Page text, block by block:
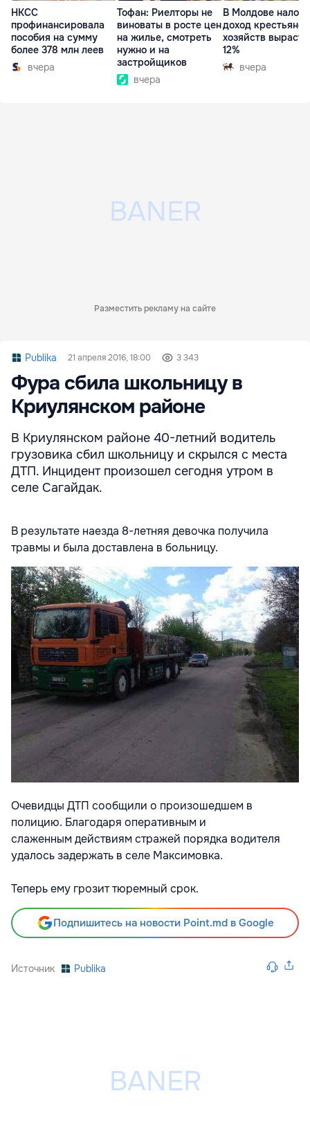
НКСС
профинансировала
пособия на сумму
более 378 млн леев
вчера
Тофан: Риелторы не
виноваты в росте цен
на жилье, смотреть
нужно и на
застройщиков
вчера
В Молдове налог
доход
хозяйств
12%
вчера
Разместить рекламу на сайте
Publika 21 апреля 2016, 18:00 3 343
Фура сбила школьницу в
Криулянском районе
В Криулянском районе 40-летний водитель
грузовика сбил школьницу и скрылся с места
ДТП. Инцидент произошел сегодня утром в
селе Сагайдак.
В результате наезда 8-летняя девочка получила
травмы и была доставлена в больницу.
Очевидцы ДТП сообщили о произошедшем в
полицию. Благодаря оперативным и
слаженным действиям стражей порядка водителя
удалось задержать в селе Максимовка.
Теперь ему грозит тюремный срок.
Подпишитесь на новости Point.md в Google
Источник Publika